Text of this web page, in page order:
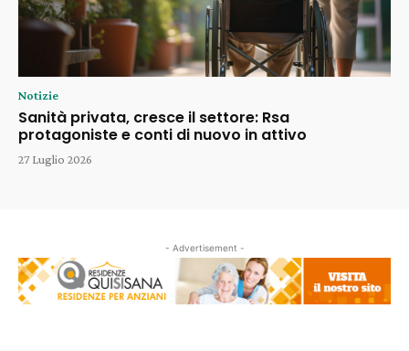
Notizie
Sanità privata, cresce il settore: Rsa
protagoniste e conti di nuovo in attivo
27 Luglio 2026
- Advertisement -